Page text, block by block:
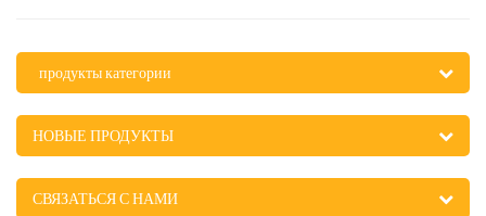
продукты категории
НОВЫЕ ПРОДУКТЫ
СВЯЗАТЬСЯ С НАМИ